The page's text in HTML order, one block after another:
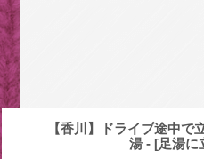
【香川】ドライブ途中で
湯 - [足湯に